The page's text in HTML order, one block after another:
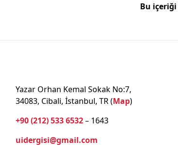
Bu
Yazar Orhan Kemal Sokak No:7,
34083, Cibali, İstanbul, TR (Map)
+90 (212) 533 6532– 1643
uidergisi@gmail.com